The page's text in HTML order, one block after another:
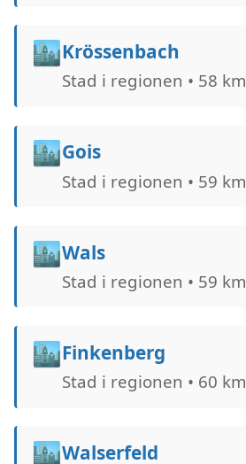
🏙️Krössenbach
Stad i regionen • 58 km
🏙️Gois
Stad i regionen • 59 km
🏙️Wals
Stad i regionen • 59 km
🏙️Finkenberg
Stad i regionen • 60 km
🏙️Walserfeld